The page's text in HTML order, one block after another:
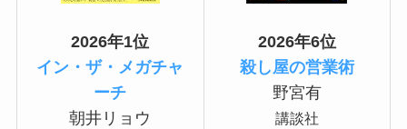
2026年1位
イン・ザ・メガチャ
ーチ
朝井リョウ
2026年6位
殺し屋の営業術
野宮有
講談社